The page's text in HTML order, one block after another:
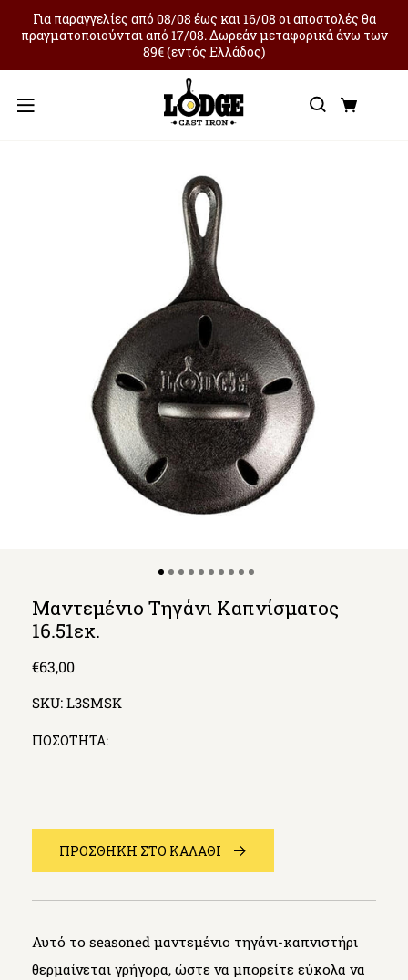
Για παραγγελίες από 08/08 έως και 16/08 οι αποστολές θα
πραγματοποιούνται από 17/08. Δωρεάν μεταφορικά άνω των
89€ (εντός Ελλάδος)
Μενού
Μαντεμένιο Τηγάνι Καπνίσματος
16.51εκ.
Regular
€63,00
SKU: L3SMSK
ΠΟΣΟΤΗΤΑ:
ΠΡΟΣΘΗΚΗ ΣΤΟ ΚΑΛΑΘΙ
Αυτό το seasoned μαντεμένιο τηγάνι-καπνιστήρι
θερμαίνεται γρήγορα, ώστε να μπορείτε εύκολα να